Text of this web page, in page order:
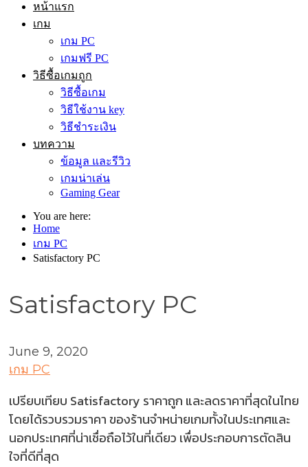
หน้าแรก
เกม
เกม PC
เกมฟรี PC
วิธีซื้อเกมถูก
วิธีซื้อเกม
วิธีใช้งาน key
วิธีชำระเงิน
บทความ
ข้อมูล และรีวิว
เกมน่าเล่น
Gaming Gear
You are here:
Home
เกม PC
Satisfactory PC
Satisfactory PC
June 9, 2020
เกม PC
เปรียบเทียบ Satisfactory ราคาถูก และลดราคาที่สุดในไทย
โดยได้รวบรวมราคา ของร้านจำหน่ายเกมทั้งในประเทศและ
นอกประเทศที่น่าเชื่อถือไว้ในที่เดียว เพื่อประกอบการตัดสิน
ใจที่ดีที่สุด